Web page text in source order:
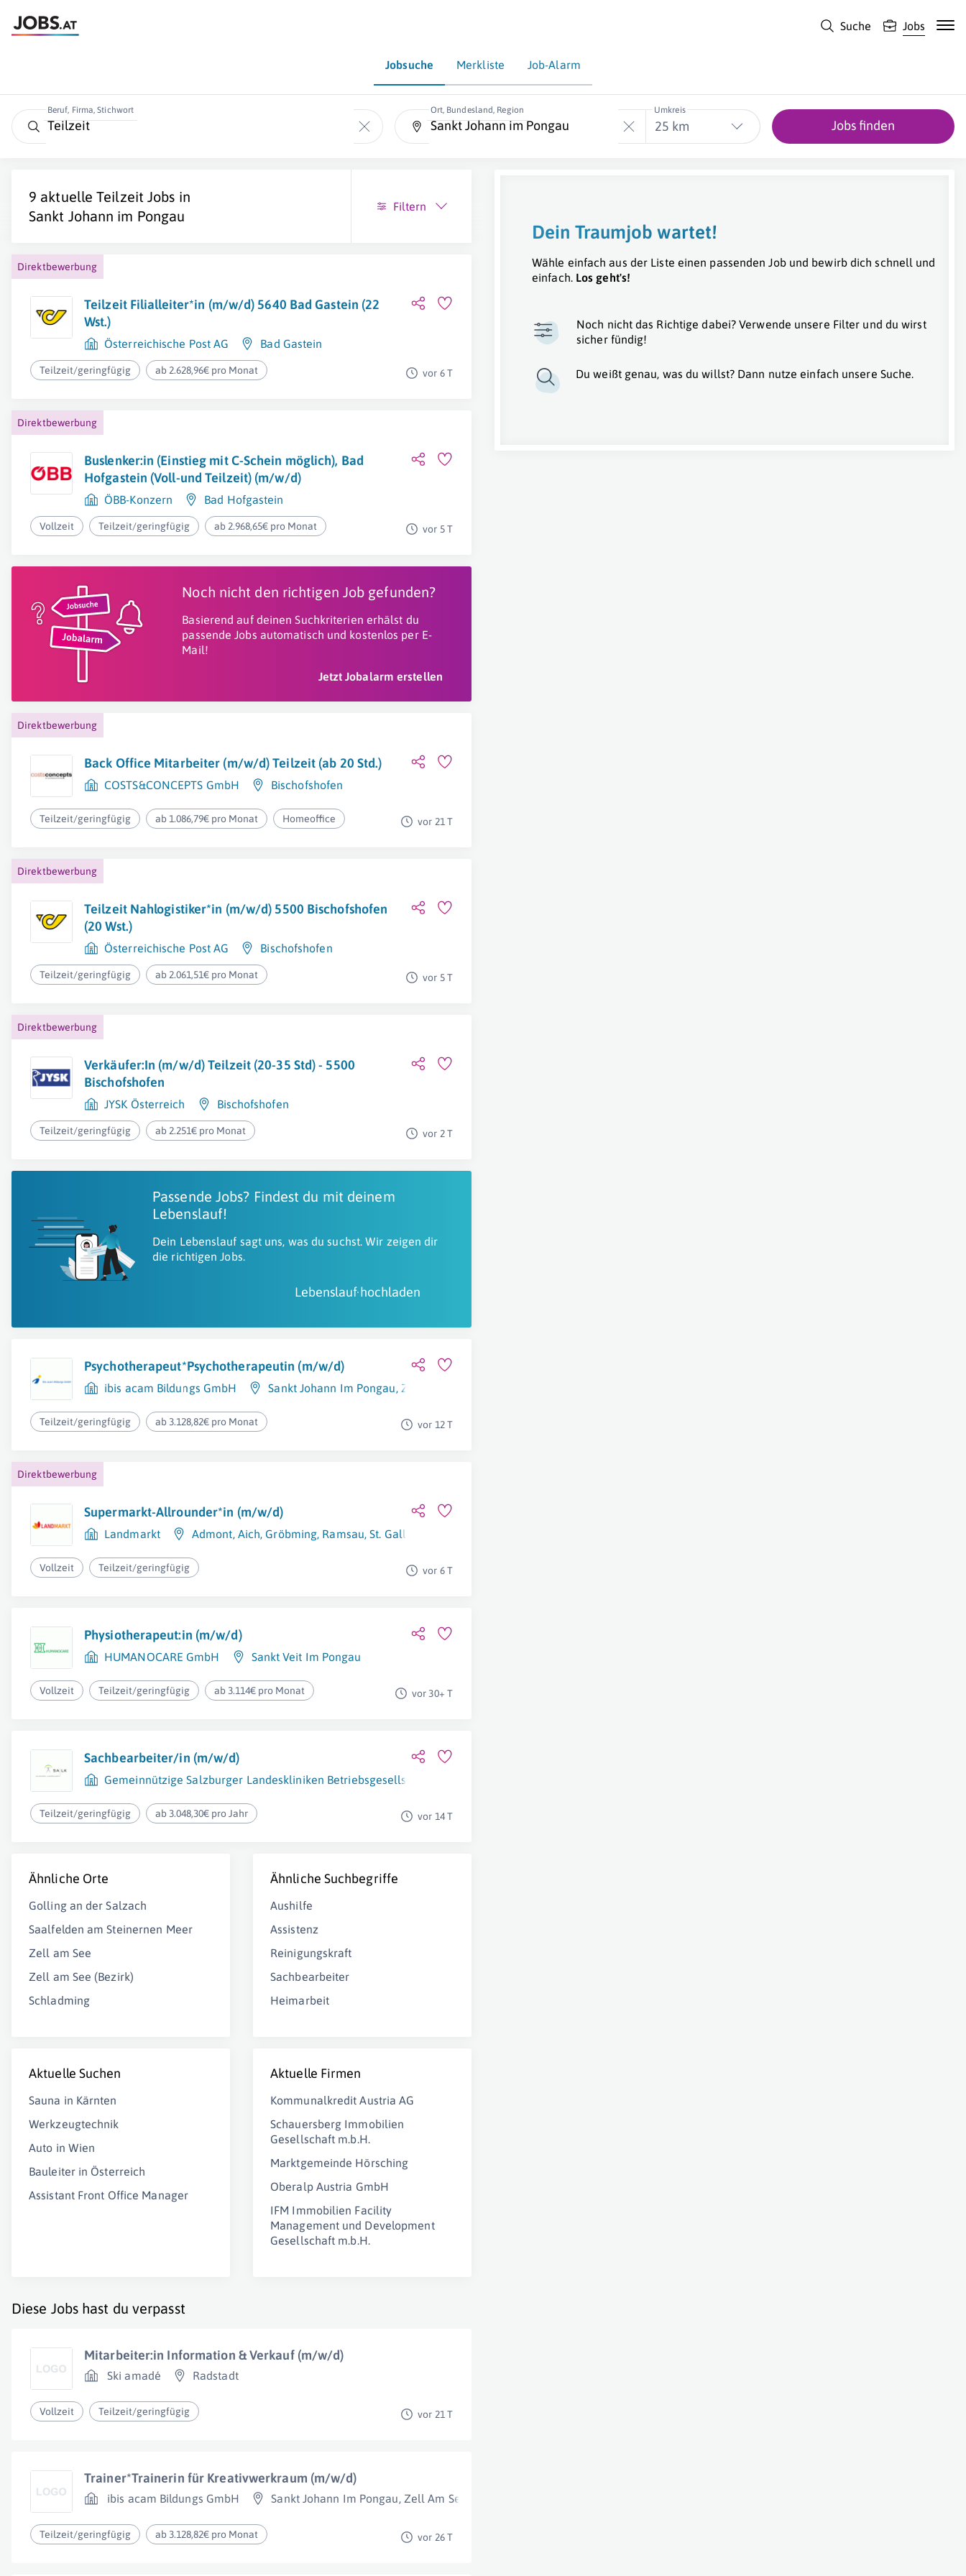
Suche Jobs
Jobsuche Merkliste Job-Alarm
Beruf, Firma, Stichwort Ort, Bundesland, Region Umkreis
25 km Jobs finden
9 aktuelleTeilzeit Jobs in
Sankt Johann im Pongau
Filtern
Direktbewerbung
Teilzeit Filialleiter*in (m/w/d) 5640 Bad Gastein (22
Wst.)
Österreichische Post AG Bad Gastein
Teilzeit/geringfügig ab 2.628,96€ pro Monat vor 6 T
Direktbewerbung
Buslenker:in (Einstieg mit C-Schein möglich), Bad
Hofgastein (Voll-und Teilzeit) (m/w/d)
ÖBB-Konzern Bad Hofgastein
Vollzeit Teilzeit/geringfügig ab 2.968,65€ pro Monat vor 5 T
Noch nicht den richtigen Job gefunden?
Basierend auf deinen Suchkriterien erhälst du
passende Jobs automatisch und kostenlos per E-
Mail!
Jetzt Jobalarm erstellen
Direktbewerbung
Back Office Mitarbeiter (m/w/d) Teilzeit (ab 20 Std.)
COSTS&CONCEPTS GmbH Bischofshofen
Teilzeit/geringfügig ab 1.086,79€ pro Monat Homeoffice vor 21 T
Direktbewerbung
Teilzeit Nahlogistiker*in (m/w/d) 5500 Bischofshofen
(20 Wst.)
Österreichische Post AG Bischofshofen
Teilzeit/geringfügig ab 2.061,51€ pro Monat vor 5 T
Direktbewerbung
Verkäufer:In (m/w/d) Teilzeit (20-35 Std) - 5500
Bischofshofen
JYSK Österreich Bischofshofen
Teilzeit/geringfügig ab 2.251€ pro Monat vor 2 T
Passende Jobs? Findest du mit deinem
Lebenslauf!
Dein Lebenslauf sagt uns, was du suchst. Wir zeigen dir
die richtigen Jobs.
Lebenslauf hochladen
Psychotherapeut*Psychotherapeutin (m/w/d)
ibis acam Bildungs GmbH Sankt Johann Im Pongau, Zell Am See
Teilzeit/geringfügig ab 3.128,82€ pro Monat vor 12 T
Direktbewerbung
Supermarkt-Allrounder*in (m/w/d)
Landmarkt Admont, Aich, Gröbming, Ramsau,St. Gallen (Steiermark)
Vollzeit Teilzeit/geringfügig vor 6 T
Physiotherapeut:in (m/w/d)
HUMANOCARE GmbH Sankt Veit Im Pongau
Vollzeit Teilzeit/geringfügig ab 3.114€ pro Monat vor 30+ T
Sachbearbeiter/in (m/w/d)
Gemeinnützige Salzburger Landeskliniken Betriebsgesellschaft mbH
Teilzeit/geringfügig ab 3.048,30€ pro Jahr vor 14 T
Ähnliche Orte
Golling an der Salzach
Saalfelden am Steinernen Meer
Zell am See
Zell am See (Bezirk)
Schladming
Ähnliche Suchbegriffe
Aushilfe
Assistenz
Reinigungskraft
Sachbearbeiter
Heimarbeit
Aktuelle Suchen
Sauna in Kärnten
Werkzeugtechnik
Auto in Wien
Bauleiter in Österreich
Assistant Front Office Manager
Aktuelle Firmen
Kommunalkredit Austria AG
Schauersberg Immobilien
Gesellschaft m.b.H.
Marktgemeinde Hörsching
Oberalp Austria GmbH
IFM Immobilien Facility
Management und Development
Gesellschaft m.b.H.
Diese Jobs hast du verpasst
Mitarbeiter:in Information & Verkauf (m/w/d)
Ski amadé Radstadt
Vollzeit Teilzeit/geringfügig vor 21 T
Trainer*Trainerin für Kreativwerkraum (m/w/d)
ibis acam Bildungs GmbH Sankt Johann Im Pongau, Zell Am See
Teilzeit/geringfügig ab 3.128,82€ pro Monat vor 26 T
Dein Traumjob wartet!
Wähle einfach aus der Liste einen passenden Job und bewirb dich schnell und
einfach. Los geht's!
Noch nicht das Richtige dabei? Verwende unsere Filter und du wirst
sicher fündig!
Du weißt genau, was du willst? Dann nutze einfach unsere Suche.